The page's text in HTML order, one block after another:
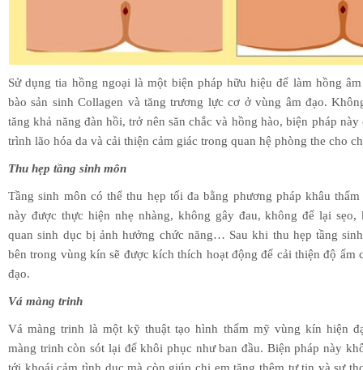
Sử dụng tia hồng ngoại là một biện pháp hữu hiệu để làm hồng
bào sản sinh Collagen và tăng trương lực cơ ở vùng âm đạo.
tăng khả năng đàn hồi, trở nên săn chắc và hồng hào, biện pháp
trình lão hóa da và cải thiện cảm giác trong quan hệ phòng the cho
Thu hẹp tầng sinh môn
Tầng sinh môn có thể thu hẹp tối đa bằng phương pháp khâu
này được thực hiện nhẹ nhàng, không gây đau, không để lại sẹo,
quan sinh dục bị ảnh hưởng chức năng… Sau khi thu hẹp tầng
bên trong vùng kín sẽ được kích thích hoạt động để cải thiện độ ẩm
đạo.
Vá màng trinh
Vá màng trinh là một kỹ thuật tạo hình thẩm mỹ vùng kín hiện
màng trinh còn sót lại để khôi phục như ban đầu. Biện pháp này
tới khoái cảm tình dục mà còn giúp chị em tăng thêm tự tin và sự